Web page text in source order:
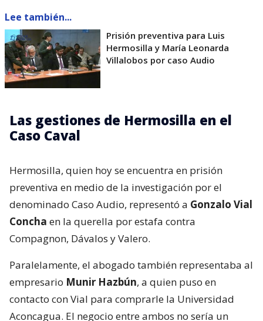
Lee también...
Prisión preventiva para Luis
Hermosilla y María Leonarda
Villalobos por caso Audio
Las gestiones de Hermosilla en el
Caso Caval
Hermosilla, quien hoy se encuentra en prisión
preventiva en medio de la investigación por el
denominado Caso Audio, representó a Gonzalo Vial
Concha en la querella por estafa contra
Compagnon, Dávalos y Valero.
Paralelamente, el abogado también representaba al
empresario Munir Hazbún, a quien puso en
contacto con Vial para comprarle la Universidad
Aconcagua. El negocio entre ambos no sería un